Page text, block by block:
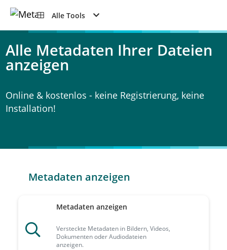
Alle Tools
Alle Metadaten Ihrer Dateien
anzeigen
Online & kostenlos - keine Registrierung, keine
Installation!
Metadaten anzeigen
Metadaten anzeigen
Versteckte Metadaten in Bildern, Videos,
Dokumenten oder Audiodateien
anzeigen.